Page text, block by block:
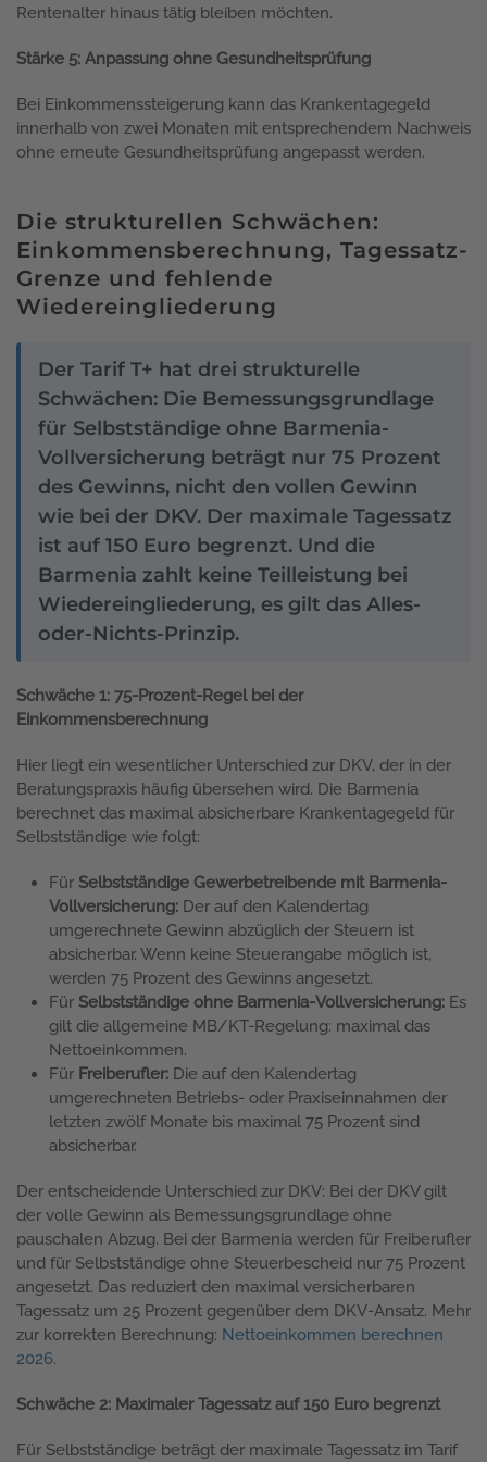
Rentenalter hinaus tätig bleiben möchten.
Stärke 5: Anpassung ohne Gesundheitsprüfung
Bei Einkommenssteigerung kann das Krankentagegeld
innerhalb von zwei Monaten mit entsprechendem Nachweis
ohne erneute Gesundheitsprüfung angepasst werden.
Die strukturellen Schwächen:
Einkommensberechnung, Tagessatz-
Grenze und fehlende
Wiedereingliederung
Der Tarif T+ hat drei strukturelle
Schwächen: Die Bemessungsgrundlage
für Selbstständige ohne Barmenia-
Vollversicherung beträgt nur 75 Prozent
des Gewinns, nicht den vollen Gewinn
wie bei der DKV. Der maximale Tagessatz
ist auf 150 Euro begrenzt. Und die
Barmenia zahlt keine Teilleistung bei
Wiedereingliederung, es gilt das Alles-
oder-Nichts-Prinzip.
Schwäche 1: 75-Prozent-Regel bei der
Einkommensberechnung
Hier liegt ein wesentlicher Unterschied zur DKV, der in der
Beratungspraxis häufig übersehen wird. Die Barmenia
berechnet das maximal absicherbare Krankentagegeld für
Selbstständige wie folgt:
Für Selbstständige Gewerbetreibende mit Barmenia-
Vollversicherung: Der auf den Kalendertag
umgerechnete Gewinn abzüglich der Steuern ist
absicherbar. Wenn keine Steuerangabe möglich ist,
werden 75 Prozent des Gewinns angesetzt.
Für Selbstständige ohne Barmenia-Vollversicherung: Es
gilt die allgemeine MB/KT-Regelung: maximal das
Nettoeinkommen.
Für Freiberufler: Die auf den Kalendertag
umgerechneten Betriebs- oder Praxiseinnahmen der
letzten zwölf Monate bis maximal 75 Prozent sind
absicherbar.
Der entscheidende Unterschied zur DKV: Bei der DKV gilt
der volle Gewinn als Bemessungsgrundlage ohne
pauschalen Abzug. Bei der Barmenia werden für Freiberufler
und für Selbstständige ohne Steuerbescheid nur 75 Prozent
angesetzt. Das reduziert den maximal versicherbaren
Tagessatz um 25 Prozent gegenüber dem DKV-Ansatz. Mehr
zur korrekten Berechnung: Nettoeinkommen berechnen
2026.
Schwäche 2: Maximaler Tagessatz auf 150 Euro begrenzt
Für Selbstständige beträgt der maximale Tagessatz im Tarif